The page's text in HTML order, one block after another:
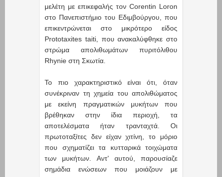
μελέτη με επικεφαλής τον Corentin Loron
στο Πανεπιστήμιο του Εδιμβούργου, που
επικεντρώνεται στο μικρότερο είδος
Prototaxites taiti, που ανακαλύφθηκε στο
στρώμα απολιθωμάτων πυριτόλιθου
Rhynie στη Σκωτία.
Το πιο χαρακτηριστικό είναι ότι, όταν
συνέκριναν τη χημεία του απολιθώματος
με εκείνη πραγματικών μυκήτων που
βρέθηκαν στην ίδια περιοχή, τα
αποτελέσματα ήταν τρανταχτά. Οι
πρωτοταξίτες δεν είχαν χιτίνη, το μόριο
που σχηματίζει τα κυτταρικά τοιχώματα
των μυκήτων. Αντ' αυτού, παρουσίαζε
σημάδια ενώσεων που μοιάζουν με